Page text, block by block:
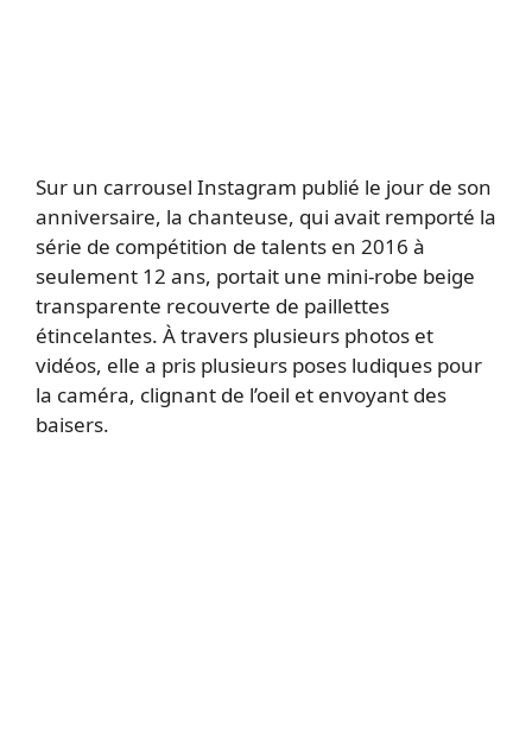
Sur un carrousel Instagram publié le jour de son
anniversaire, la chanteuse, qui avait remporté la
série de compétition de talents en 2016 à
seulement 12 ans, portait une mini-robe beige
transparente recouverte de paillettes
étincelantes. À travers plusieurs photos et
vidéos, elle a pris plusieurs poses ludiques pour
la caméra, clignant de l’oeil et envoyant des
baisers.